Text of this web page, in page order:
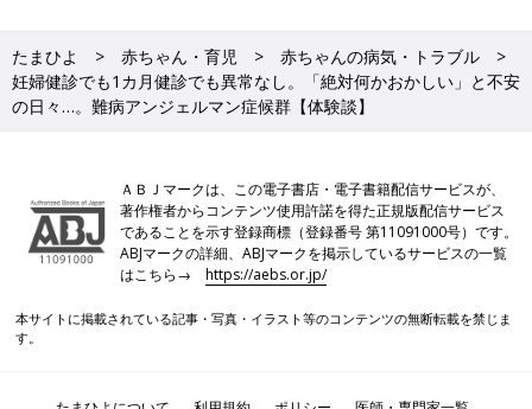
たまひよ 赤ちゃん・育児
赤ちゃんの病気・トラブル
妊婦健診でも1カ月健診でも異常なし。「絶対何かおかしい」と不安
の日々…。難病アンジェルマン症候群【体験談】
ＡＢＪマークは、この電子書店・電子書籍配信サービスが、
著作権者からコンテンツ使用許諾を得た正規版配信サービス
であることを示す登録商標（登録番号 第11091000号）です。
ABJマークの詳細、ABJマークを掲示しているサービスの一覧
はこちら→https://aebs.or.jp/
本サイトに掲載されている記事・写真・イラスト等のコンテンツの無断転載を禁じま
す。